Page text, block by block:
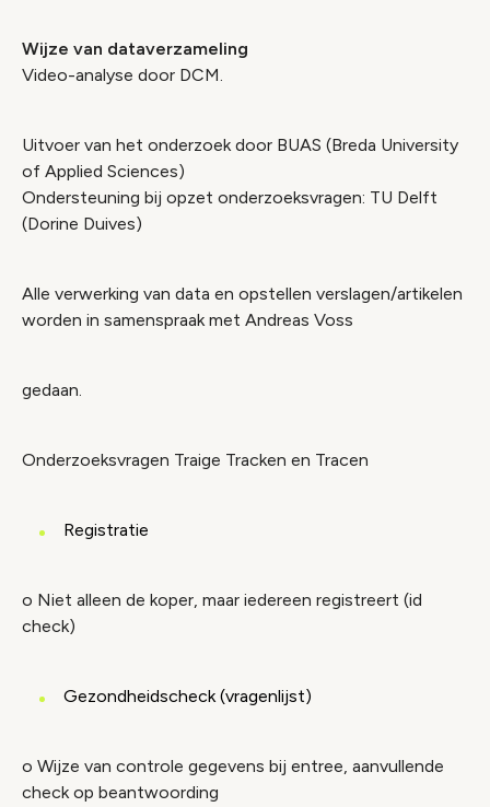
Wijze van dataverzameling
Video-analyse door DCM.
Uitvoer van het onderzoek door BUAS (Breda University
of Applied Sciences)
Ondersteuning bij opzet onderzoeksvragen: TU Delft
(Dorine Duives)
Alle verwerking van data en opstellen verslagen/artikelen
worden in samenspraak met Andreas Voss
gedaan.
Onderzoeksvragen Traige Tracken en Tracen
Registratie
o Niet alleen de koper, maar iedereen registreert (id
check)
Gezondheidscheck (vragenlijst)
o Wijze van controle gegevens bij entree, aanvullende
check op beantwoording